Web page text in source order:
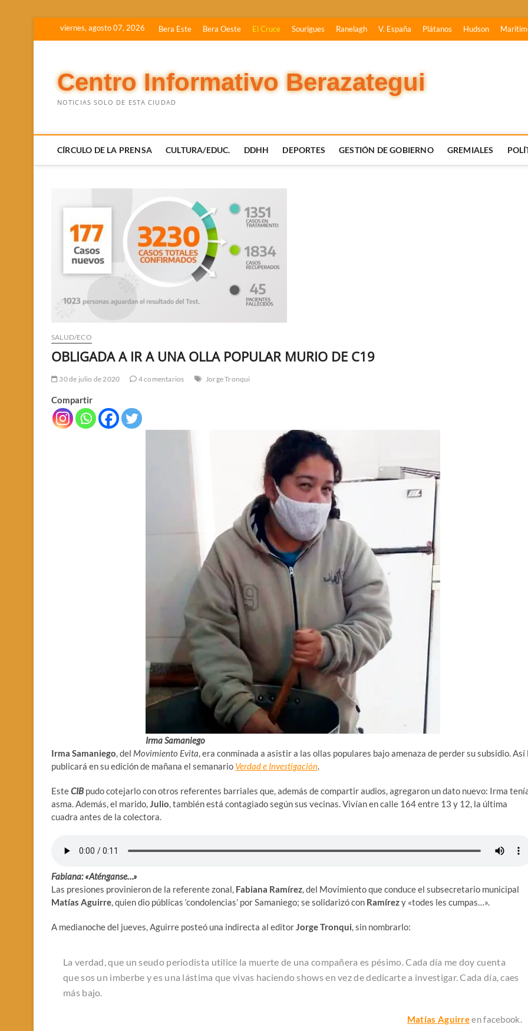
viernes, agosto 07, 2026 Bera Este Bera Oeste El Cruce Sourigues Ranelagh V. España Plátanos Hudson
Centro Informativo Berazategui
NOTICIAS SOLO DE ESTA CIUDAD
CÍRCULO DE LA PRENSA CULTURA/EDUC. DDHH DEPORTES GESTIÓN DE GOBIERNO GREMIALES
SALUD/ECO
OBLIGADA A IR A UNA OLLA POPULAR MURIO DE C19
30 de julio de 2020 4 comentarios Jorge Tronqui
Compartir
Irma Samaniego
Irma Samaniego, del Movimiento Evita, era conminada a asistir a las ollas populares bajo amenaza de perder su subsidio. Así
publicará en su edición de mañana el semanario Verdad e Investigación.
EsteCIB pudo cotejarlo con otros referentes barriales que, además de compartir audios, agregaron un dato nuevo: Irma
asma. Además, el marido,Julio, también está contagiado según sus vecinas. Vivían en calle 164 entre 13 y 12, la última
cuadra antes de la colectora.
Fabiana: «Aténganse…»
Las presiones provinieron de la referente zonal, Fabiana Ramírez, del Movimiento que conduce el subsecretario municipal
Matías Aguirre, quien dio públicas ‘condolencias’ por Samaniego; se solidarizó con Ramírezy «todes les cumpas…».
A medianoche del jueves, Aguirre posteó una indirecta al editorJorge Tronqui, sin nombrarlo:
La verdad, que un seudo periodista utilice la muerte de una compañera es pésimo. Cada día me doy cuenta
que sos un imberbe y es una lástima que vivas haciendo shows en vez de dedicarte a investigar. Cada día, caes
más bajo.
Matías Aguirreen facebook.